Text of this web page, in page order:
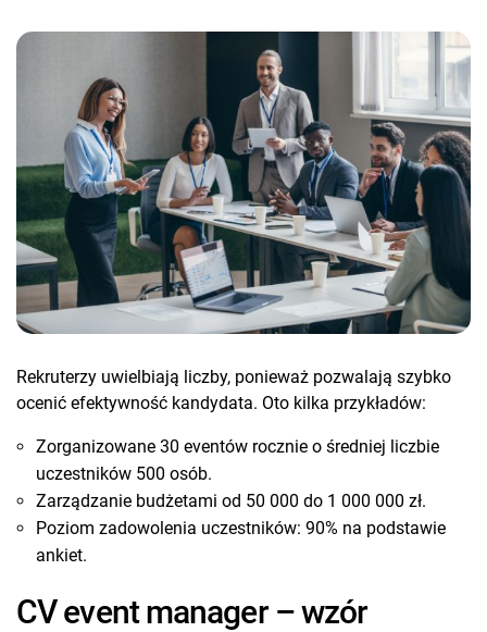
Rekruterzy uwielbiają liczby, ponieważ pozwalają szybko
ocenić efektywność kandydata. Oto kilka przykładów:
Zorganizowane 30 eventów rocznie o średniej liczbie
uczestników 500 osób.
Zarządzanie budżetami od 50 000 do 1 000 000 zł.
Poziom zadowolenia uczestników: 90% na podstawie
ankiet.
CV event manager – wzór